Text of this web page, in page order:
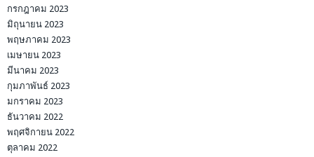
กรกฎาคม 2023
มิถุนายน 2023
พฤษภาคม 2023
เมษายน 2023
มีนาคม 2023
กุมภาพันธ์ 2023
มกราคม 2023
ธันวาคม 2022
พฤศจิกายน 2022
ตุลาคม 2022